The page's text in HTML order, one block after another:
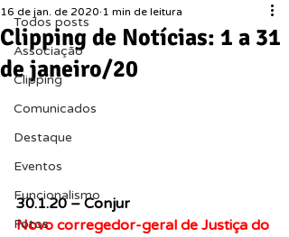
Todos posts
Associação
Clipping
Comunicados
Destaque
Eventos
Funcionalismo
Fotos
Clipping de Notícias: 1 a 31
de janeiro/20
16 de jan. de 2020 1 min de leitura
30.1.20 – Conjur
Novo corregedor-geral de Justiça do